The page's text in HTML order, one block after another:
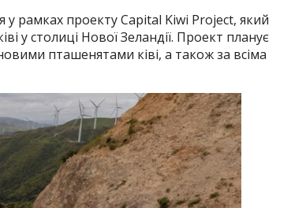
у рамках проекту Capital Kiwi Project, який
у столиці Нової Зеландії. Проект планує
пташенятами ківі, а також за всіма